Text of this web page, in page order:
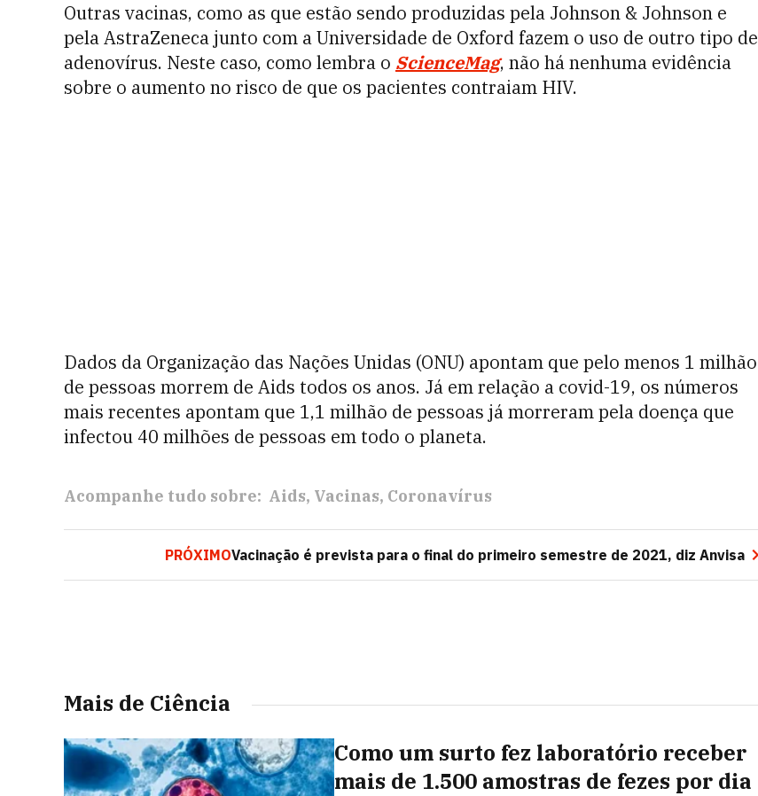
Outras vacinas, como as que estão sendo produzidas pela Johnson & Johnson e
pela AstraZeneca junto com a Universidade de Oxford fazem o uso de outro tipo de
adenovírus. Neste caso, como lembra o ScienceMag, não há nenhuma evidência
sobre o aumento no risco de que os pacientes contraiam HIV.
Dados da Organização das Nações Unidas (ONU) apontam que pelo menos 1 milhão
de pessoas morrem de Aids todos os anos. Já em relação a covid-19, os números
mais recentes apontam que 1,1 milhão de pessoas já morreram pela doença que
infectou 40 milhões de pessoas em todo o planeta.
Acompanhe tudo sobre: Aids Vacinas Coronavírus
PRÓXIMOVacinação é prevista para o final do primeiro semestre de 2021, diz Anvisa
Mais de Ciência
Como um surto fez laboratório receber
mais de 1.500 amostras de fezes por dia